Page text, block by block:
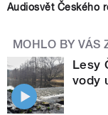
Audiosvět Českého
MOHLO BY VÁS
Lesy
vody